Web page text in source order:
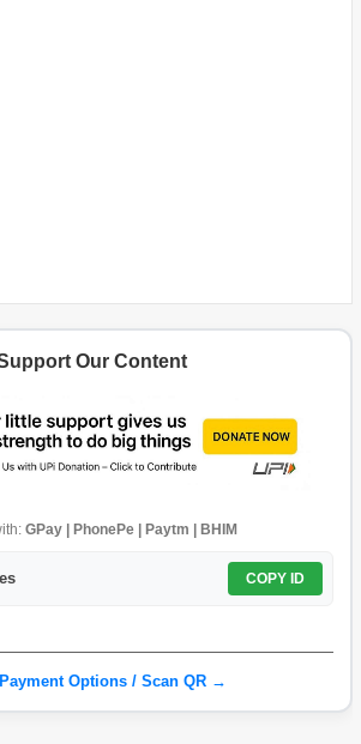
Our Content
GPay | PhonePe | Paytm | BHIM
COPY ID
Options / Scan QR →